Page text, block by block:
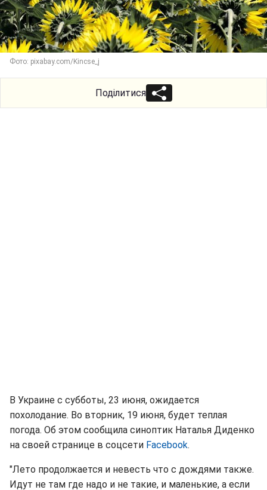
Фото: pixabay.com/Kincse_j
Поділитися
В Украине с субботы, 23 июня, ожидается
похолодание. Во вторник, 19 июня, будет теплая
погода. Об этом сообщила синоптик Наталья Диденко
на своей странице в соцсети Facebook.
"Лето продолжается и невесть что с дождями также.
Идут не там где надо и не такие, и маленькие, а если